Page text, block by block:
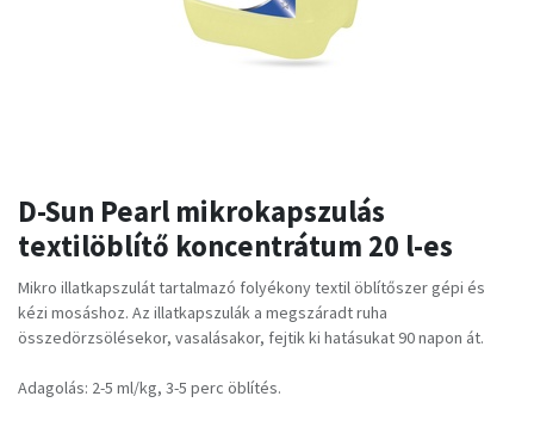
D-Sun Pearl mikrokapszulás
textilöblítő koncentrátum 20 l-es
Mikro illatkapszulát tartalmazó folyékony textil öblítőszer gépi és
kézi mosáshoz. Az illatkapszulák a megszáradt ruha
összedörzsölésekor, vasalásakor, fejtik ki hatásukat 90 napon át.
Adagolás: 2-5 ml/kg, 3-5 perc öblítés.